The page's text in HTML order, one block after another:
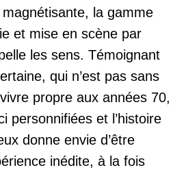
la gamme
et mise en scène par
les sens. Témoignant
qui n’est pas sans
propre aux années 70,
personnifiées et l’histoire
donne envie d’être
inédite, à la fois